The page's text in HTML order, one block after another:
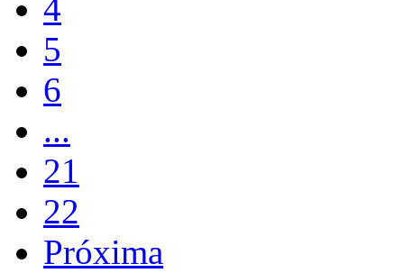
4
5
6
...
21
22
Próxima